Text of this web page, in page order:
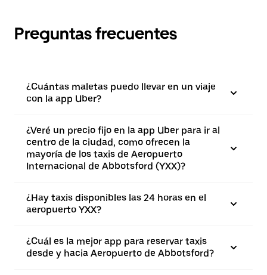
Preguntas frecuentes
¿Cuántas maletas puedo llevar en un viaje
con la app Uber?
¿Veré un precio fijo en la app Uber para ir al
centro de la ciudad, como ofrecen la
mayoría de los taxis de Aeropuerto
Internacional de Abbotsford (YXX)?
¿Hay taxis disponibles las 24 horas en el
aeropuerto YXX?
¿Cuál es la mejor app para reservar taxis
desde y hacia Aeropuerto de Abbotsford?